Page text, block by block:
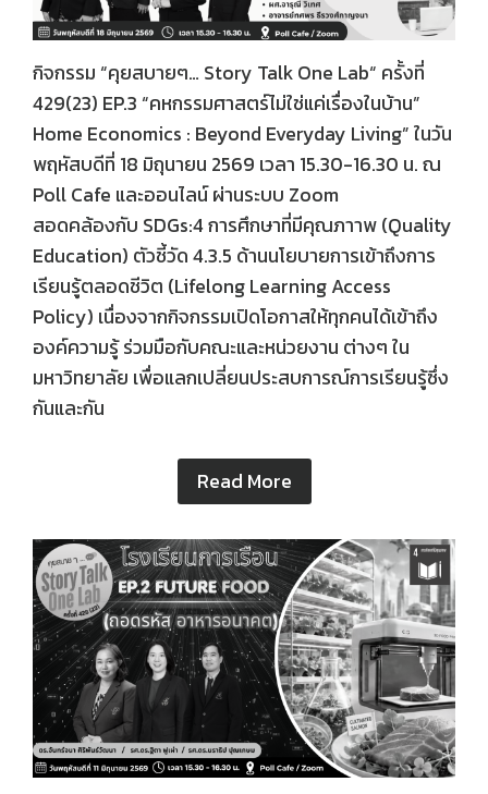
กิจกรรม “คุยสบายๆ… Story Talk One Lab“ ครั้งที่
429(23) EP.3 “คหกรรมศาสตร์ไม่ใช่แค่เรื่องในบ้าน”
Home Economics : Beyond Everyday Living” ในวัน
พฤหัสบดีที่ 18 มิถุนายน 2569 เวลา 15.30-16.30 น. ณ
Poll Cafe และออนไลน์ ผ่านระบบ Zoom
สอดคล้องกับ SDGs:4 การศึกษาที่มีคุณภาาพ (Quality
Education) ตัวชี้วัด 4.3.5 ด้านนโยบายการเข้าถึงการ
เรียนรู้ตลอดชีวิต (Lifelong Learning Access
Policy) เนื่องจากกิจกรรมเปิดโอกาสให้ทุกคนได้เข้าถึง
องค์ความรู้ ร่วมมือกับคณะและหน่วยงาน ต่างๆ ใน
มหาวิทยาลัย เพื่อแลกเปลี่ยนประสบการณ์การเรียนรู้ซึ่ง
กันและกัน
Read More